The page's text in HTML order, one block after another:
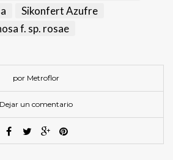
Sikonfert Azufre
f. sp. rosae
por Metroflor
Dejar un comentario